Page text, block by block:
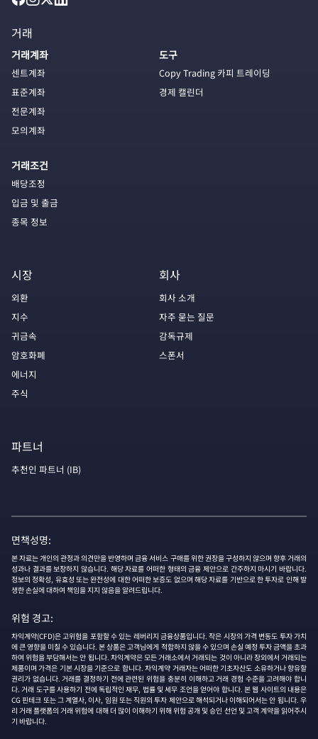
거래
거래계좌
센트계좌
표준계좌
전문계좌
모의계좌
거래조건
배당조정
입금 및 출금
종목 정보
도구
Copy Trading 카피 트레이딩
경제 캘린더
시장
외환
지수
귀금속
암호화폐
에너지
주식
회사
회사 소개
자주 묻는 질문
감독규제
스폰서
파트너
추천인 파트너 (IB)
면책성명:
본 자료는 개인의 관정과 의견만을 반영하며 금융 서비스 구매를 위한 권장을 구성하지 않으며 향후 거래의
성과나 결과를 보장하지 않습니다. 해당 자료를 어떠한 형태의 금융 제안으로 간주하지 마시기 바랍니다.
정보의 정확성, 유효성 또는 완전성에 대한 어떠한 보증도 없으며 해당 자료를 기반으로 한 투자로 인해 발
생한 손실에 대하여 책임을 지지 않음을 알려드립니다.
위험 경고:
차익계약(CFD)은 고위험을 포함할 수 있는 레버리지 금융상품입니다. 작은 시장의 가격 변동도 투자 가치
에 큰 영향을 미칠 수 있습니다. 본 상품은 고객님에게 적합하지 않을 수 있으며 손실 예정 투자 금액을 초과
하여 위험을 부담해서는 안 됩니다. 차익계약은 모든 거래소에서 거래되는 것이 아니라 장외에서 거래되는
제품이며 가격은 기본 시장을 기준으로 합니다. 차익계약 거래자는 어떠한 기초자산도 소유하거나 향유할
권리가 없습니다. 거래를 결정하기 전에 관련된 위험을 충분히 이해하고 거래 경험 수준을 고려해야 합니
다. 거래 도구를 사용하기 전에 독립적인 재무, 법률 및 세무 조언을 얻어야 합니다. 본 웹 사이트의 내용은
CG 핀테크 또는 그 계열사, 이사, 임원 또는 직원의 투자 제안으로 해석되거나 이해되어서는 안 됩니다. 우
리 거래 플랫폼의 거래 위험에 대해 더 많이 이해하기 위해 위험 공개 및 승인 선언 및 고객 계약을 읽어주시
기 바랍니다.